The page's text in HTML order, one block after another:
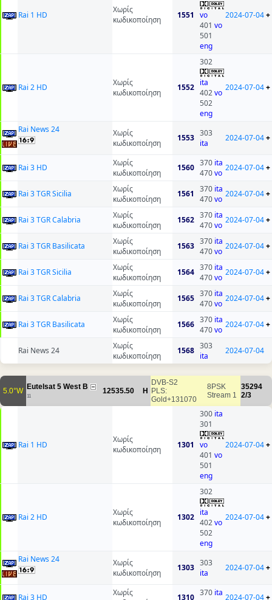
Rai 1 HD
Χωρίς
κωδικοποίηση
1551
vo
401 vo
501
eng
2024-07-04+
Rai 2 HD
Χωρίς
κωδικοποίηση
1552
302
ita
402vo
502
eng
2024-07-04+
Rai News 24
Χωρίς
κωδικοποίηση
1553 303
ita
2024-07-04+
Rai 3 HD
Χωρίς
κωδικοποίηση
1560 370 ita
470vo
2024-07-04+
Rai 3 TGR Sicilia
Χωρίς
κωδικοποίηση
1561 370 ita
470vo
2024-07-04+
Rai 3 TGR Calabria
Χωρίς
κωδικοποίηση
1562 370 ita
470vo
2024-07-04+
Rai 3 TGR Basilicata
Χωρίς
κωδικοποίηση
1563 370 ita
470vo
2024-07-04+
Rai 3 TGR Sicilia
Χωρίς
κωδικοποίηση
1564 370 ita
470vo
2024-07-04+
Rai 3 TGR Calabria
Χωρίς
κωδικοποίηση
1565 370 ita
470vo
2024-07-04+
Rai 3 TGR Basilicata
Χωρίς
κωδικοποίηση
1566 370 ita
470vo
2024-07-04+
Rai News 24
Χωρίς
κωδικοποίηση
1568 303
ita
2024-07-04
5.0°W Eutelsat 5 West B
11
12535.50 H
DVB-S2
PLS:
Gold+131070
8PSK
Stream 1
35294
2/3
Rai 1 HD
Χωρίς
κωδικοποίηση
1301
300 ita
301
vo
401 vo
501
eng
2024-07-04+
Rai 2 HD
Χωρίς
κωδικοποίηση
1302
302
ita
402vo
502
eng
2024-07-04+
Rai News 24
Χωρίς
κωδικοποίηση
1303 303
ita
2024-07-04+
Rai 3 HD
Χωρίς
1310 370 ita 2024-07-04+